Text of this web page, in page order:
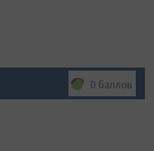
0 баллов